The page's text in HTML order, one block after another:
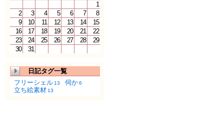
1
2
3 4 5 6 7
8
9
10 11 12 13 14
15
16
17 18 19 20 21
22
23
24 25 26 27 28
29
30
31
日記タグ一覧
フリーシェル 13 伺か6
立ち絵素材 13